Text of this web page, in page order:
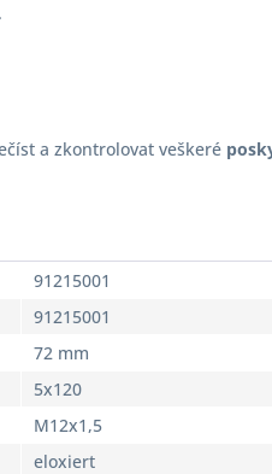
a zkontrolovat veškeré
91215001
91215001
72 mm
5x120
M12x1,5
eloxiert